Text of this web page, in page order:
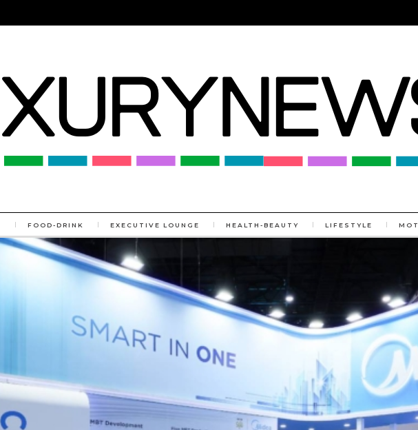
FOOD-DRINK EXECUTIVE LOUNGE HEALTH-BEAUTY LIFESTYLE